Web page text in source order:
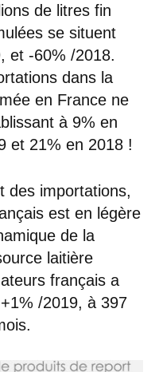
de litres fin
se situent
et -60% /2018.
dans la
en France ne
à 9% en
et 21% en 2018 !
des importations,
est en légère
de la
laitière
français a
/2019, à 397